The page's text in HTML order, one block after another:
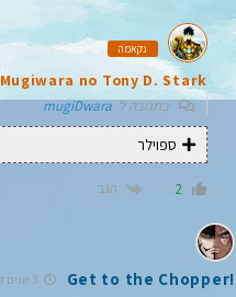
נקאמה
Mugiwara no Tony D. Stark
בתגובה לmugiDwara
ספוילר
2 הגב
!Get to the Chopper 3 שנים לפני